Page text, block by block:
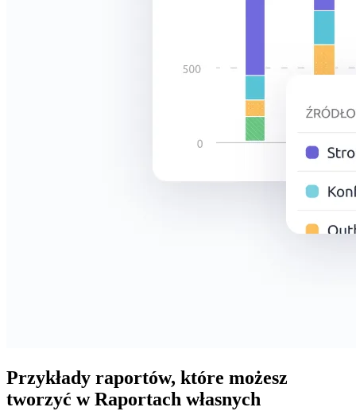
Przykłady raportów, które możesz
tworzyć w Raportach własnych